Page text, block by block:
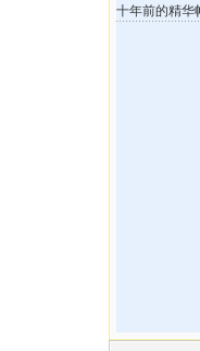
十年前的精华